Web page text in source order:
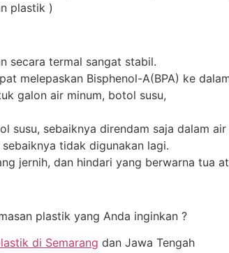
plastik )
secara termal sangat stabil.
melepaskan Bisphenol-A(BPA) ke
galon air minum, botol susu,
susu, sebaiknya direndam saja dalam
tidak digunakan lagi.
jernih, dan hindari yang berwarna tua
plastik yang Anda inginkan ?
di Semarang dan Jawa Tengah